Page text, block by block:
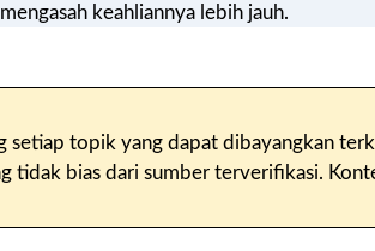
keahliannya lebih jauh.
topik yang dapat dibayangkan
bias dari sumber terverifikasi.